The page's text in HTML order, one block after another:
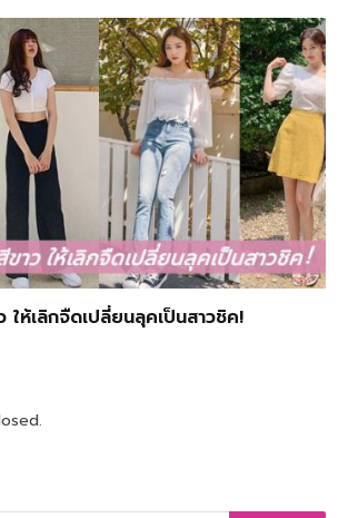
ให้เลิกจืดเปลี่ยนลุคเป็นสาวชิค!